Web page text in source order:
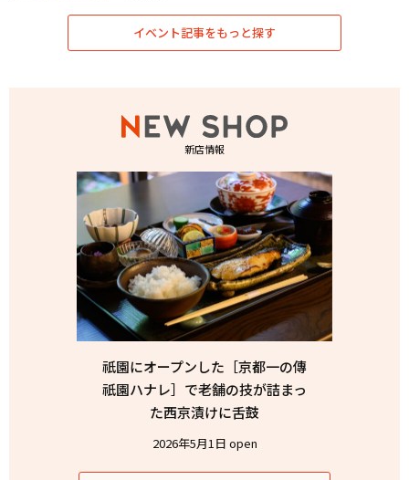
イベント記事をもっと探す
新店情報
祇園にオープンした［京都一の傳
祇園ハナレ］で老舗の技が詰まっ
た西京漬けに舌鼓
2026年5月1日 open